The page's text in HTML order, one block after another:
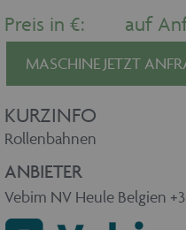
Preis in €: auf
MASCHINE JETZT
KURZINFO
Rollenbahnen
ANBIETER
Vebim NV Heule Belgien